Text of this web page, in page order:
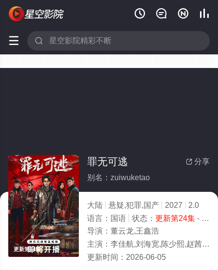
   
 
更新第24集
 分享
罪无可逃
别名：zuiwuketao
大陆 悬疑,犯罪,国产 2027
2.0
语言： 国语 状态： 更新第24集- 免费在线观看
导演： 董云龙,王鑫浩
主演： 李佳航,刘海宽,陈少熙,赵茜,刘卓杰,赵小童,王与歌,吕钊
更新时间： 2026-06-05